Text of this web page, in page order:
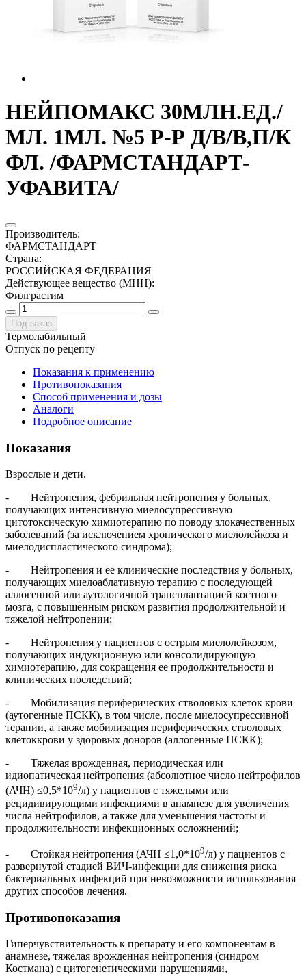
НЕЙПОМАКС 30МЛН.ЕД./
МЛ. 1МЛ. №5 Р-Р Д/В/В,П/К
ФЛ. /ФАРМСТАНДАРТ-
УФАВИТА/
Производитель:
ФАРМСТАНДАРТ
Страна:
РОССИЙСКАЯ ФЕДЕРАЦИЯ
Действующее вещество (МНН):
Филграстим
Под заказ
Термолабильный
Отпуск по рецепту
Показания к применению
Противопоказания
Способ применения и дозы
Аналоги
Подробное описание
Показания
Взрослые и дети.
- Нейтропения, фебрильная нейтропения у больных,
получающих интенсивную миелосупрессивную
цитотоксическую химиотерапию по поводу злокачественных
заболеваний (за исключением хронического миелолейкоза и
миелодиспластического синдрома);
- Нейтропения и ее клинические последствия у больных,
получающих миелоаблативную терапию с последующей
аллогенной или аутологичной трансплантацией костного
мозга, с повышенным риском развития продолжительной и
тяжелой нейтропении;
- Нейтропения у пациентов с острым миелолейкозом,
получающих индукционную или консолидирующую
химиотерапию, для сокращения ее продолжительности и
клинических последствий;
- Мобилизация периферических стволовых клеток крови
(аутогенные ПСКК), в том числе, после миелосупрессивной
терапии, а также мобилизация периферических стволовых
клетоккрови у здоровых доноров (аллогенные ПСКК);
- Тяжелая врожденная, периодическая или
идиопатическая нейтропения (абсолютное число нейтрофилов
(АЧН) ≤0,5*109/л) у пациентов с тяжелыми или
рецидивирующими инфекциями в анамнезе для увеличения
числа нейтрофилов, а также для уменьшения частоты и
продолжительности инфекционных осложнений;
- Стойкая нейтропения (АЧН ≤1,0*109/л) у пациентов с
развернутой стадией ВИЧ‑инфекции для снижения риска
бактериальных инфекций при невозможности использования
других способов лечения.
Противопоказания
Гиперчувствительность к препарату и его компонентам в
анамнезе, тяжелая врожденная нейтропения (синдром
Костмана) с цитогенетическими нарушениями,